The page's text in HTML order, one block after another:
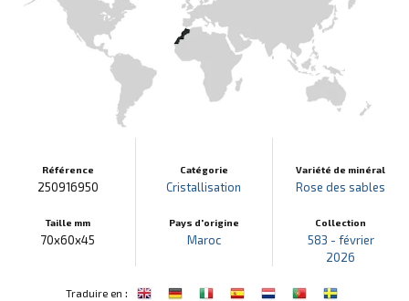
Référence
250916950
Taille mm
70x60x45
Catégorie
Cristallisation
Pays d'origine
Maroc
Variété de minéral
Rose des sables
Collection
583 - février
2026
Traduire en :